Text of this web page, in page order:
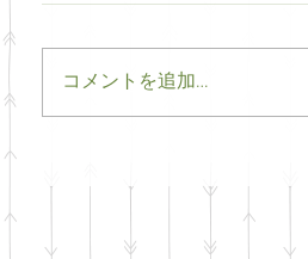
コメントを追加…